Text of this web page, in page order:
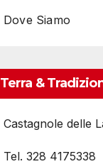
Dove Siamo
Terra &
Castagnole delle
Tel. 328 4175338